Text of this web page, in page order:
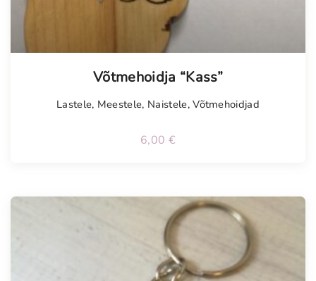
Võtmehoidja “Kass”
Lastele, Meestele, Naistele,Võtmehoidjad
6,00 €